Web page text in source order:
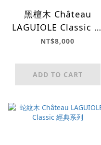
黑檀木 Château
LAGUIOLE Classic 經
典系列
NT$8,000
ADD TO CART